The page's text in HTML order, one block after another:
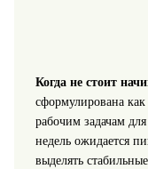
Когда не стоит
сформулирована
рабочим задачам
недель ожидается
выделять